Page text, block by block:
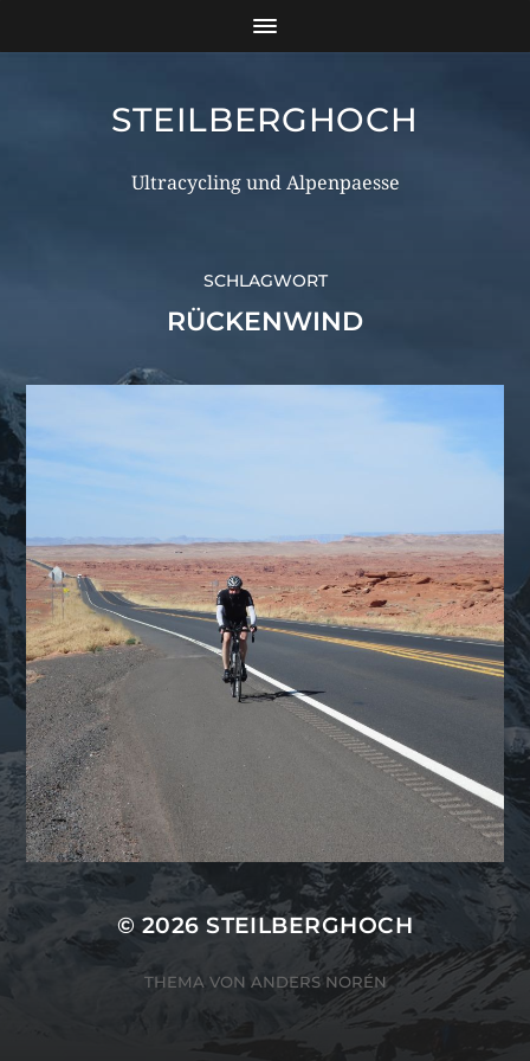
STEILBERGHOCH
Ultracycling und Alpenpaesse
SCHLAGWORT
RÜCKENWIND
© 2026STEILBERGHOCH
THEMA VON ANDERS NORÉN